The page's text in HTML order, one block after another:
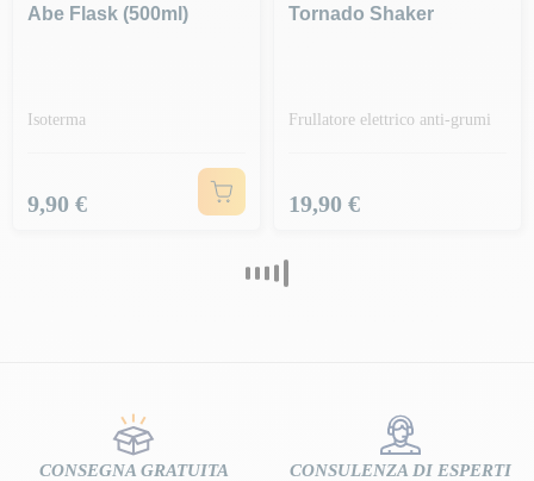
Abe Flask (500ml)
Isoterma
Prezzo
9,90 €
Tornado Shaker
Frullatore elettrico anti-grumi
Prezzo
19,90 €
CONSEGNA GRATUITA CONSULENZA DI ESPERTI